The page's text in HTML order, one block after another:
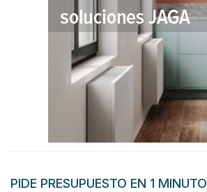
PIDE PRESUPUESTO EN 1 MINUTO